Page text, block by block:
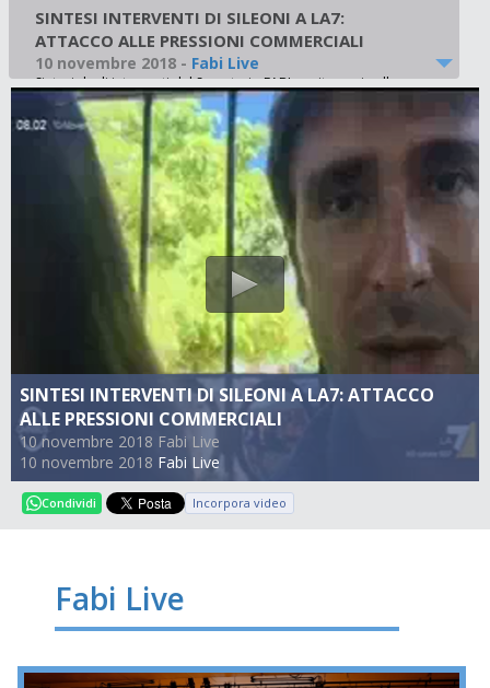
SINTESI INTERVENTI DI SILEONI A LA7: ATTACCO
ALLE PRESSIONI COMMERCIALI
10 novembre 2018 Fabi Live
10 novembre 2018 Fabi Live
SINTESI INTERVENTI DI SILEONI A LA7:
ATTACCO ALLE PRESSIONI COMMERCIALI
10 novembre 2018 - Fabi Live
Sintesi degli interventi del Segretario FABI ospite oggi nella
trasmissione Omnibus di La7: banche, spread,manovra e
confronto con l’Europa i temi al centro dell’interessante
dibattito.
Condividi Incorpora video
Fabi Live